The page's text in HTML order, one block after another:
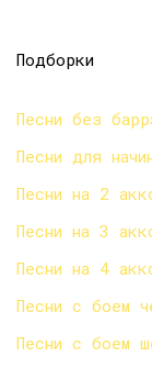
Подборки
Песни без
Песни для
Песни на 2
Песни на 3
Песни на 4
Песни с боем
Песни с боем